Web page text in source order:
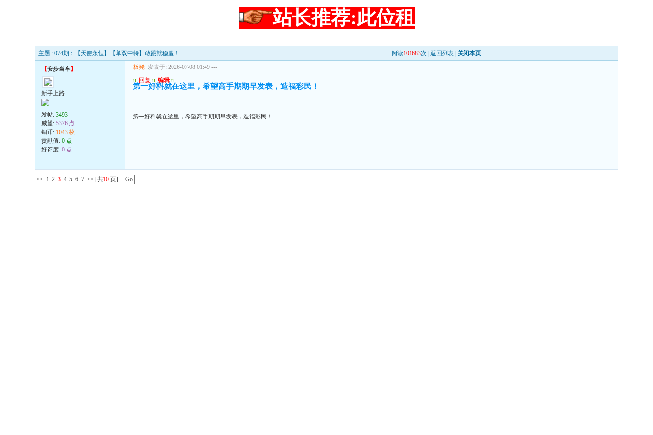
站长推荐:此位租
主题 : 074期：【天使永恒】【单双中特】敢跟就稳赢！ 阅读101683次 | 返回列表 关闭本页
【安步当车】
新手上路
发帖: 3493
威望: 5376 点
铜币: 1043 枚
贡献值: 0 点
好评度: 0 点
板凳 发表于: 2026-07-08 01:49 ---
u 回复 u 编辑 u
第一好料就在这里，希望高手期期早发表，造福彩民！
第一好料就在这里，希望高手期期早发表，造福彩民！
<< 1 2 3 4 5 6 7 >> [共10 页] Go